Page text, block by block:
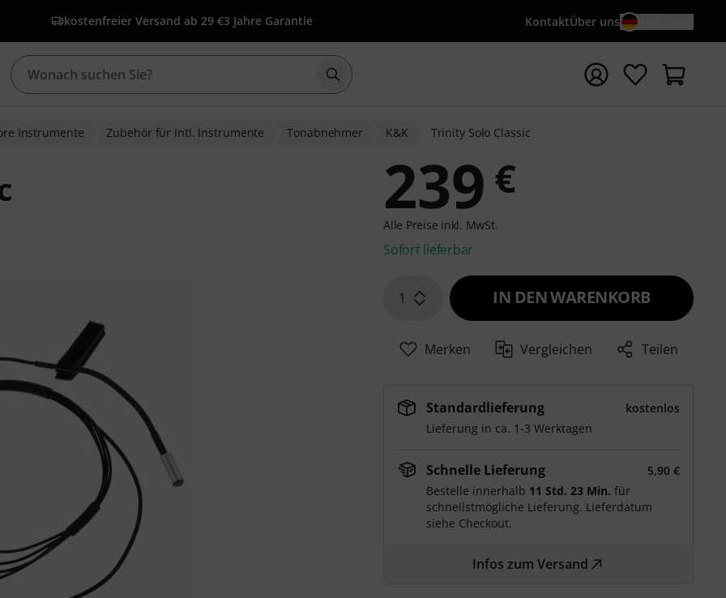
kostenfreier Versand ab 29 €3 Jahre Garantie KontaktÜber uns
Suche mit Suchwort {searchTerm} starten
Instrumente Zubehör für Intl. Instrumente Tonabnehmer K&K Trinity Solo Classic
239 €
Alle Preise inkl. MwSt.
Sofort lieferbar
1 IN DEN WARENKORB
Merken Vergleichen Teilen
Standardlieferung
kostenlos
Lieferung in ca. 1-3 Werktagen
Schnelle Lieferung
5,90 €
Bestelle innerhalb 11 Std. 23 Min. für
schnellstmögliche Lieferung. Lieferdatum
siehe Checkout.
Infos zum Versand